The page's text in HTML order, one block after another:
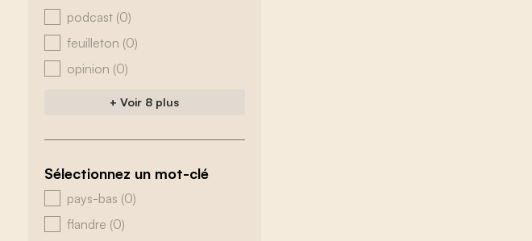
podcast (0)
feuilleton (0)
opinion (0)
+ Voir 8 plus
Sélectionnez un mot-clé
zoeken - tags
pays-bas (0)
flandre (0)